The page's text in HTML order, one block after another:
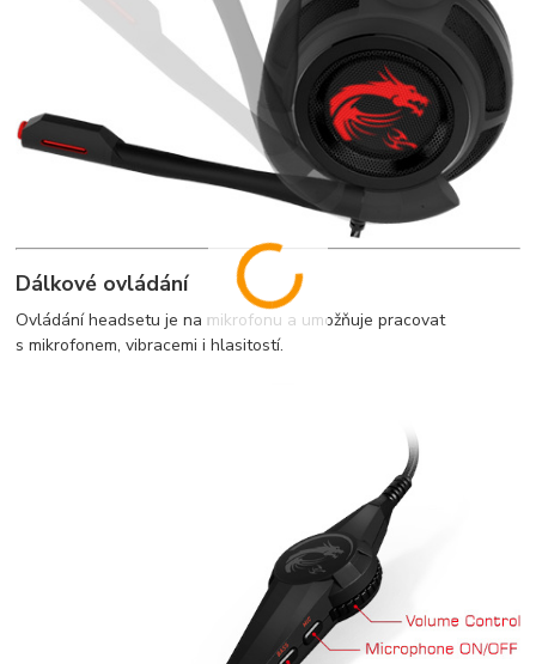
Dálkové ovládání
Ovládání headsetu je na mikrofonu a umožňuje pracovat
s mikrofonem, vibracemi i hlasitostí.